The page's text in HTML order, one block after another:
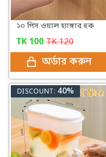
১০ পিস ওয়াল হ্যাঙ্গার হুক
TK 100 TK120
অর্ডার করুন
DISCOUNT: 40%